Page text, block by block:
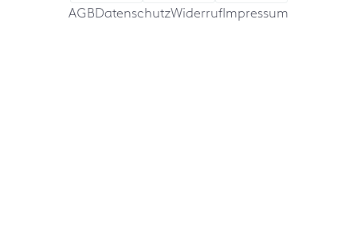
AGBDatenschutzWiderrufImpressum